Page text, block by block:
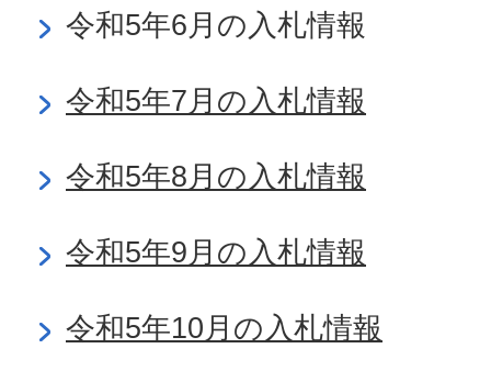
令和5年6月の入札情報
令和5年7月の入札情報
令和5年8月の入札情報
令和5年9月の入札情報
令和5年10月の入札情報